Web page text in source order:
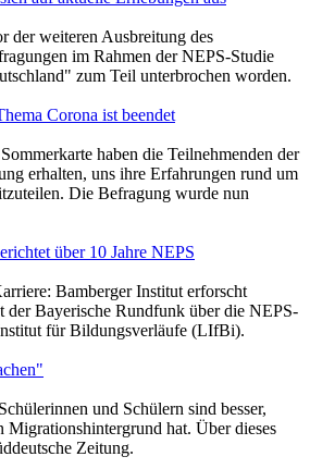
der weiteren Ausbreitung des
im Rahmen der NEPS-Studie
zum Teil unterbrochen worden.
Corona ist beendet
haben die Teilnehmenden der
erhalten, uns ihre Erfahrungen rund um
Die Befragung wurde nun
über 10 Jahre NEPS
Bamberger Institut erforscht
Bayerische Rundfunk über die NEPS-
für Bildungsverläufe (LIfBi).
und Schülern sind besser,
hat. Über dieses
Zeitung.